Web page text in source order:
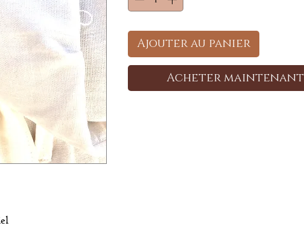
Ajouter au panier
Acheter maintenant